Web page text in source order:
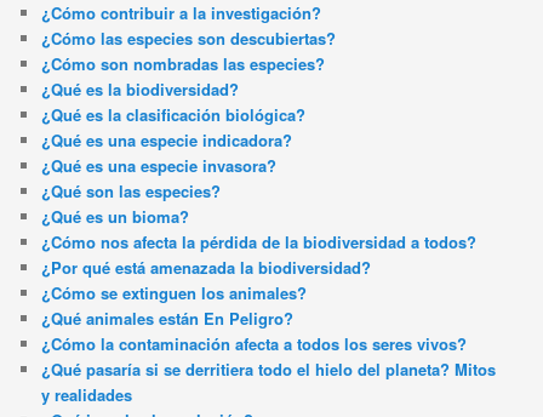
¿Cómo contribuir a la investigación?
¿Cómo las especies son descubiertas?
¿Cómo son nombradas las especies?
¿Qué es la biodiversidad?
¿Qué es la clasificación biológica?
¿Qué es una especie indicadora?
¿Qué es una especie invasora?
¿Qué son las especies?
¿Qué es un bioma?
¿Cómo nos afecta la pérdida de la biodiversidad a todos?
¿Por qué está amenazada la biodiversidad?
¿Cómo se extinguen los animales?
¿Qué animales están En Peligro?
¿Cómo la contaminación afecta a todos los seres vivos?
¿Qué pasaría si se derritiera todo el hielo del planeta? Mitos
y realidades